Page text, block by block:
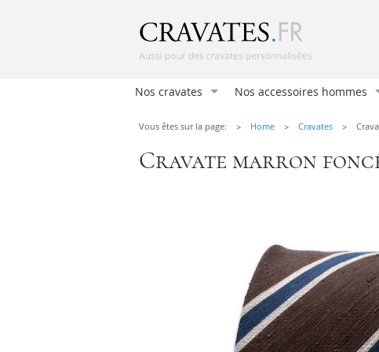
Nos cravates
Nos accessoires hommes
Nœuds papillon
Boutons de manchette
Bretelles
Chaussettes
Pinces à cravate
Vous êtes sur la page: Home Cravates
Cravate marron